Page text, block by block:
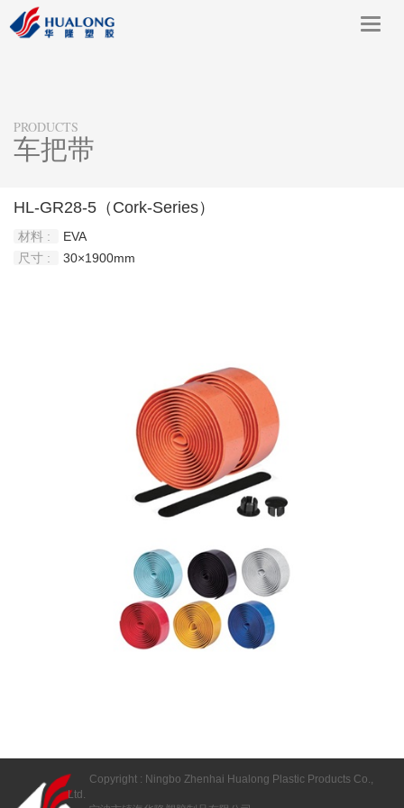
PRODUCTS
车把带
HL-GR28-5（Cork-Series）
材料 :
EVA
尺寸 :
30×1900mm
Copyright : Ningbo Zhenhai Hualong Plastic Products Co.,
Ltd.